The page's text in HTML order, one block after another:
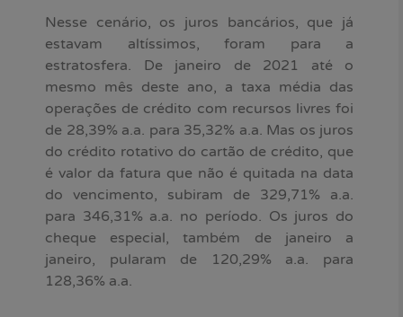
Nesse cenário, os juros bancários, que já
estavam altíssimos, foram para a
estratosfera. De janeiro de 2021 até o
mesmo mês deste ano, a taxa média das
operações de crédito com recursos livres foi
de 28,39% a.a. para 35,32% a.a. Mas os juros
do crédito rotativo do cartão de crédito, que
é valor da fatura que não é quitada na data
do vencimento, subiram de 329,71% a.a.
para 346,31% a.a. no período. Os juros do
cheque especial, também de janeiro a
janeiro, pularam de 120,29% a.a. para
128,36% a.a.